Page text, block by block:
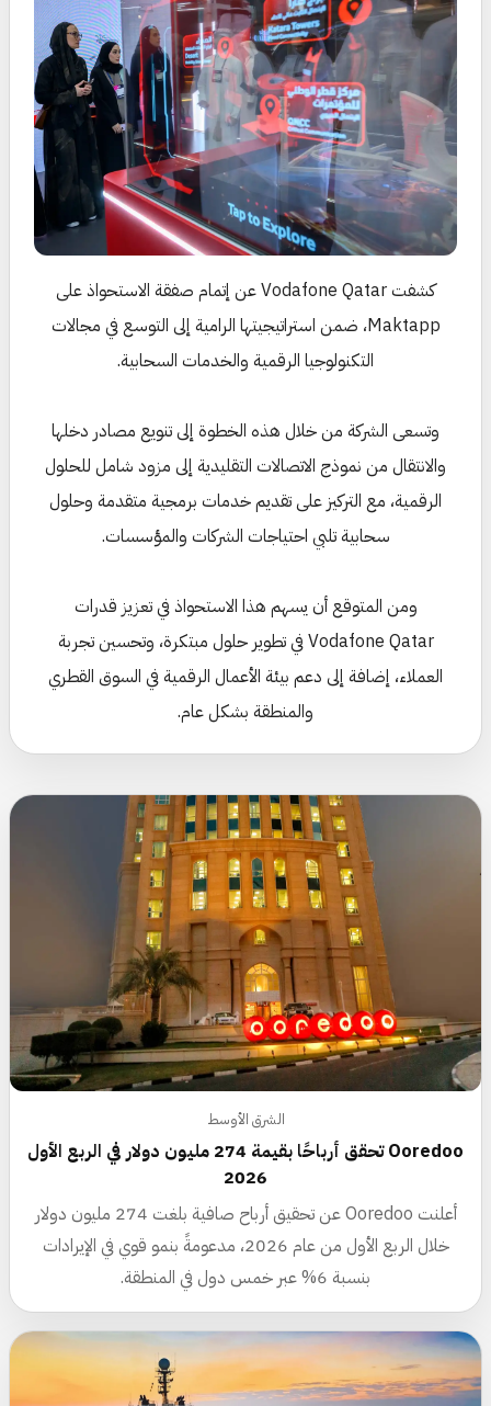
كشفت Vodafone Qatar عن إتمام صفقة الاستحواذ على
Maktapp، ضمن استراتيجيتها الرامية إلى التوسع في مجالات
التكنولوجيا الرقمية والخدمات السحابية.
وتسعى الشركة من خلال هذه الخطوة إلى تنويع مصادر دخلها
والانتقال من نموذج الاتصالات التقليدية إلى مزود شامل للحلول
الرقمية، مع التركيز على تقديم خدمات برمجية متقدمة وحلول
سحابية تلبي احتياجات الشركات والمؤسسات.
ومن المتوقع أن يسهم هذا الاستحواذ في تعزيز قدرات
Vodafone Qatar في تطوير حلول مبتكرة، وتحسين تجربة
العملاء، إضافة إلى دعم بيئة الأعمال الرقمية في السوق القطري
والمنطقة بشكل عام.
الشرق الأوسط
Ooredoo تحقق أرباحًا بقيمة 274 مليون دولار في الربع الأول
2026
أعلنت Ooredoo عن تحقيق أرباح صافية بلغت 274 مليون دولار
خلال الربع الأول من عام 2026، مدعومةً بنمو قوي في الإيرادات
بنسبة 6% عبر خمس دول في المنطقة.